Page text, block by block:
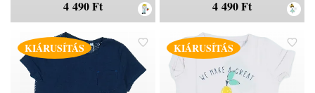
4 490 Ft 4 490 Ft
KIÁRUSÍTÁS KIÁRUSÍTÁS